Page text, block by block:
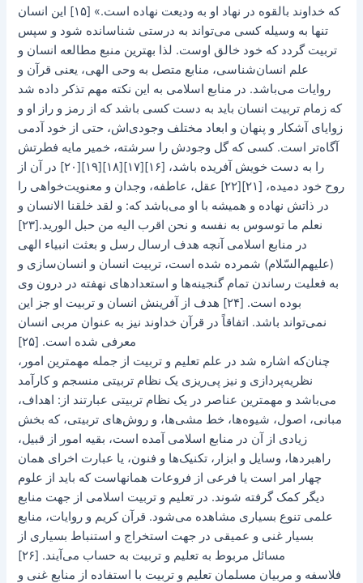
که خداوند بالقوه در نهاد او به ودیعت نهاده است.» [۱۵] این انسان
تنها به وسیله کسی می‌تواند به درستی شناسانده شود و سپس
تربیت گردد که خود خالق اوست. لذا بهترین منبع مطالعه انسان و
علم انسان‌شناسی، منابع متصل به وحی الهی، یعنی قرآن و
روایات می‌باشد. در منابع اسلامی به این نکته مهم تذکر داده شد
که زمام تربیت انسان باید به دست کسی باشد که از رمز و راز او و
زوایای آشکار و پنهان و ابعاد مختلف وجودی‌اش، حتی از خود آدمی
آگاه‌تر است. کسی که گل وجودش را سرشته، خمیر مایه فطرتش
را به دست خویش آفریده باشد، [۱۶][۱۷][۱۸][۱۹][۲۰] در آن از
روح خود دمیده، [۲۱][۲۲] عقل، ‌عاطفه، وجدان و معنویت‌خواهی را
در ذاتش نهاده و همیشه با او می‌باشد که: و لقد خلقنا الانسان و
نعلم ما توسوس به نفسه و نحن اقرب الیه من حبل الورید.[۲۳]
در منابع اسلامی آنچه هدف ارسال رسل و بعثت انبیاء الهی
(علیهم‌السّلام) شمرده شده است، تربیت انسان و انسان‌سازی و
به فعلیت رساندن تمام گنجینه‌ها و استعدادهای نهفته در درون وی
بوده است. [۲۴] هدف از آفرینش انسان و تربیت او جز این
نمی‌تواند باشد. اتفاقاً در قرآن خداوند نیز به عنوان مربی انسان
معرفی شده است. [۲۵]
چنان‌که اشاره شد در علم تعلیم و تربیت از جمله مهمترین امور،
نظریه‌پردازی و نیز پی‌ریزی یک نظام تربیتی منسجم و کارآمد
می‌باشد و مهمترین عناصر در یک نظام تربیتی عبارتند از: اهداف،
مبانی، اصول، شیوه‌ها، خط مشی‌ها، و روش‌های تربیتی، ‌که بخش
زیادی از آن در منابع اسلامی آمده است، بقیه امور از قبیل،
راهبردها، وسایل و ابزار، تکنیک‌ها و فنون، یا عبارت اخرای همان
چهار امر است یا فرعی از فروعات همانهاست که باید از علوم
دیگر کمک گرفته شوند. در تعلیم و تربیت اسلامی از جهت منابع
علمی تنوع بسیاری مشاهده می‌شود. قرآن کریم و روایات، منابع
بسیار غنی و عمیقی در جهت استخراج و استنباط بسیاری از
مسائل مربوط به تعلیم و تربیت به حساب می‌آیند. [۲۶]
فلاسفه و مربیان مسلمان تعلیم و تربیت با استفاده از منابع غنی و